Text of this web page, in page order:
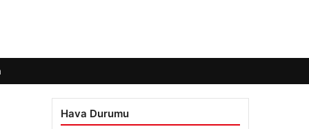
Hava Durumu